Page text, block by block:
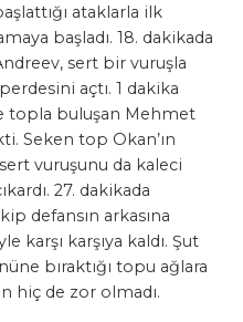
ataklarla ilk
başladı. 18. dakikada
sert bir vuruşla
açtı. 1 dakika
topla buluşan Mehmet
Seken top Okan’ın
vuruşunu da kaleci
27. dakikada
defansın arkasına
karşı karşıya kaldı. Şut
bıraktığı topu ağlara
hiç de zor olmadı.